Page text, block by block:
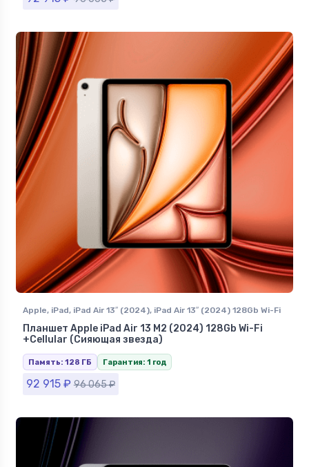
Apple, iPad, iPad Air 13″ (2024), iPad Air 13″ (2024) 128Gb Wi-Fi
+Сellular
Планшет Apple iPad Air 13 M2 (2024) 128Gb Wi-Fi
+Сellular (Сияющая звезда)
Память: 128 ГБ Гарантия: 1 год
92 915 ₽ 96 065₽